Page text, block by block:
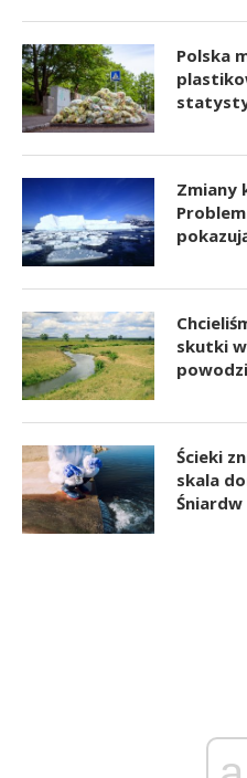
Polska
Zmiany
skutki
powodzi
Ścieki
skala
Śniardw